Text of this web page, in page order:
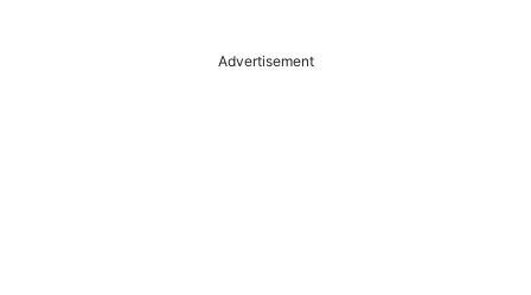
Advertisement